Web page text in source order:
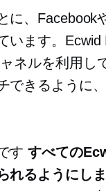
に、Facebook
います。Ecwid
ネルを利用し
できるように
すすべての
れるようにし